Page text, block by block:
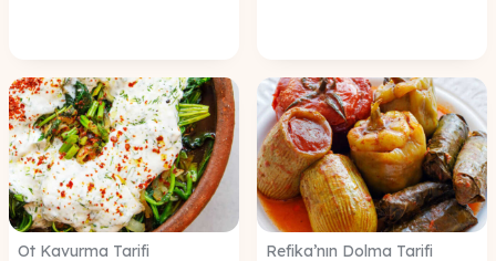
Ot Kavurma Tarifi Refika’nın Dolma Tarifi